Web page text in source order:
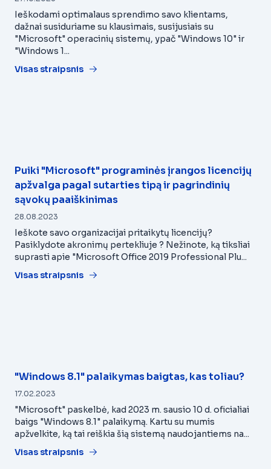
Ieškodami optimalaus sprendimo savo klientams,
dažnai susiduriame su klausimais, susijusiais su
"Microsoft" operacinių sistemų, ypač "Windows 10" ir
"Windows 1...
Visas straipsnis
Puiki "Microsoft" programinės įrangos licencijų
apžvalga pagal sutarties tipą ir pagrindinių
sąvokų paaiškinimas
28.08.2023
Ieškote savo organizacijai pritaikytų licencijų?
Pasiklydote akronimų pertekliuje ? Nežinote, ką tiksliai
suprasti apie "Microsoft Office 2019 Professional Plu...
Visas straipsnis
"Windows 8.1" palaikymas baigtas, kas toliau?
17.02.2023
"Microsoft" paskelbė, kad 2023 m. sausio 10 d. oficialiai
baigs "Windows 8.1" palaikymą. Kartu su mumis
apžvelkite, ką tai reiškia šią sistemą naudojantiems na...
Visas straipsnis